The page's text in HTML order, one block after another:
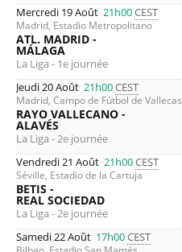
Mercredi 19 Août 21h00CEST
Madrid, Estadio Metropolitano
ATL. MADRID -
MÁLAGA
La Liga - 1e journée
Jeudi 20 Août 21h00CEST
Madrid, Campo de Fútbol de Vallecas
RAYO VALLECANO -
ALAVÉS
La Liga - 2e journée
Vendredi 21 Août 21h00CEST
Séville, Estadio de la Cartuja
BETIS -
REAL SOCIEDAD
La Liga - 2e journée
Samedi 22 Août 17h00CEST